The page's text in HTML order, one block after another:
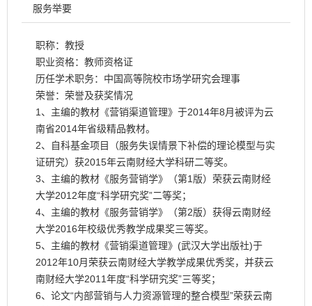
服务举要
职称：教授
职业资格：教师资格证
历任学术职务：中国高等院校市场学研究会理事
荣誉：荣誉及获奖情况
1、主编的教材《营销渠道管理》于2014年8月被评为云
南省2014年省级精品教材。
2、自科基金项目（服务失误情景下补偿的理论模型与实
证研究）获2015年云南财经大学科研二等奖。
3、主编的教材《服务营销学》（第1版）荣获云南财经
大学2012年度“科学研究奖”二等奖；
4、主编的教材《服务营销学》（第2版）获得云南财经
大学2016年校级优秀教学成果奖三等奖。
5、主编的教材《营销渠道管理》(武汉大学出版社)于
2012年10月荣获云南财经大学教学成果优秀奖，并获云
南财经大学2011年度“科学研究奖”三等奖；
6、论文“内部营销与人力资源管理的整合模型”荣获云南